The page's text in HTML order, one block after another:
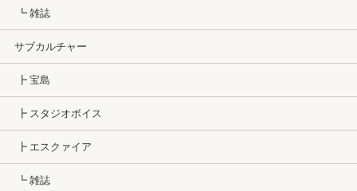
┗ 雑誌
サブカルチャー
┣ 宝島
┣ スタジオボイス
┣ エスクァイア
┗ 雑誌